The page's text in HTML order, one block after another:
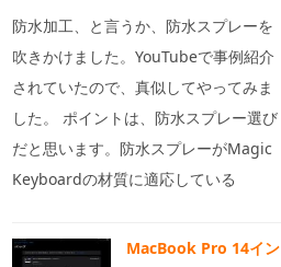
防水加工、と言うか、防水スプレーを
吹きかけました。YouTubeで事例紹介
されていたので、真似してやってみま
した。 ポイントは、防水スプレー選び
だと思います。防水スプレーがMagic
Keyboardの材質に適応している
MacBook Pro 14イン